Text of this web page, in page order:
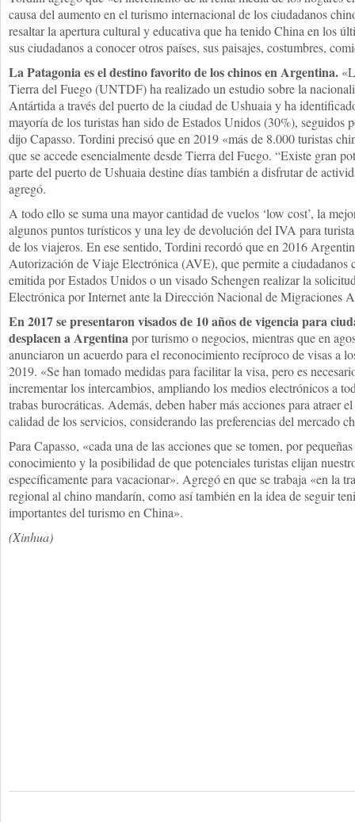
causa del aumento en el turismo internacional de los ciudadanos
resaltar la apertura cultural y educativa que ha tenido China en los
sus ciudadanos a conocer otros países, sus paisajes, costumbres,
La Patagonia es el destino favorito de los chinos en Argentina.
Tierra del Fuego (UNTDF) ha realizado un estudio sobre la
Antártida a través del puerto de la ciudad de Ushuaia y ha
mayoría de los turistas han sido de Estados Unidos (30%), seguidos
dijo Capasso. Tordini precisó que en 2019 «más de 8.000 turistas
que se accede esencialmente desde Tierra del Fuego. “Existe gran
parte del puerto de Ushuaia destine días también a disfrutar de
agregó.
A todo ello se suma una mayor cantidad de vuelos ‘low cost’, la
algunos puntos turísticos y una ley de devolución del IVA para
de los viajeros. En ese sentido, Tordini recordó que en 2016
Autorización de Viaje Electrónica (AVE), que permite a ciudadanos
emitida por Estados Unidos o un visado Schengen realizar la
Electrónica por Internet ante la Dirección Nacional de Migraciones
En 2017 se presentaron visados de 10 años de vigencia para
desplacen a Argentinapor turismo o negocios, mientras que en
anunciaron un acuerdo para el reconocimiento recíproco de visas a
2019. «Se han tomado medidas para facilitar la visa, pero es
incrementar los intercambios, ampliando los medios electrónicos a
trabas burocráticas. Además, deben haber más acciones para atraer
calidad de los servicios, considerando las preferencias del mercado
Para Capasso, «cada una de las acciones que se tomen, por
conocimiento y la posibilidad de que potenciales turistas elijan
específicamente para vacacionar». Agregó en que se trabaja «en la
regional al chino mandarín, como así también en la idea de seguir
importantes del turismo en China».
(Xinhua)